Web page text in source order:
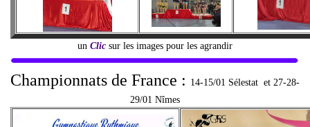
un Clic sur les images pour les agrandir
Championnats de France : 14-15/01 Sélestat et 27-28-
29/01 Nîmes